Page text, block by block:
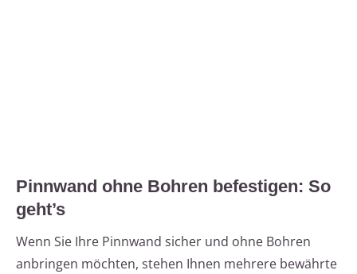
Pinnwand ohne Bohren befestigen: So
geht’s
Wenn Sie Ihre Pinnwand sicher und ohne Bohren
anbringen möchten, stehen Ihnen mehrere bewährte